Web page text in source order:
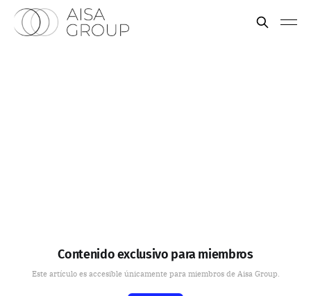
Contenido exclusivo para miembros
Este artículo es accesible únicamente para miembros de Aisa Group.